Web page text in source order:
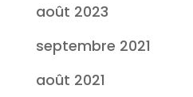
août 2023
septembre 2021
août 2021